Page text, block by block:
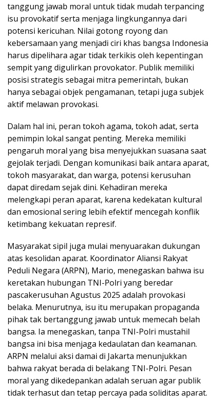
tanggung jawab moral untuk tidak mudah terpancing
isu provokatif serta menjaga lingkungannya dari
potensi kericuhan. Nilai gotong royong dan
kebersamaan yang menjadi ciri khas bangsa Indonesia
harus dipelihara agar tidak terkikis oleh kepentingan
sempit yang digulirkan provokator. Publik memiliki
posisi strategis sebagai mitra pemerintah, bukan
hanya sebagai objek pengamanan, tetapi juga subjek
aktif melawan provokasi.
Dalam hal ini, peran tokoh agama, tokoh adat, serta
pemimpin lokal sangat penting. Mereka memiliki
pengaruh moral yang bisa menyejukkan suasana saat
gejolak terjadi. Dengan komunikasi baik antara aparat,
tokoh masyarakat, dan warga, potensi kerusuhan
dapat diredam sejak dini. Kehadiran mereka
melengkapi peran aparat, karena kedekatan kultural
dan emosional sering lebih efektif mencegah konflik
ketimbang kekuatan represif.
Masyarakat sipil juga mulai menyuarakan dukungan
atas kesolidan aparat. Koordinator Aliansi Rakyat
Peduli Negara (ARPN), Mario, menegaskan bahwa isu
keretakan hubungan TNI-Polri yang beredar
pascakerusuhan Agustus 2025 adalah provokasi
belaka. Menurutnya, isu itu merupakan propaganda
pihak tak bertanggung jawab untuk memecah belah
bangsa. Ia menegaskan, tanpa TNI-Polri mustahil
bangsa ini bisa menjaga kedaulatan dan keamanan.
ARPN melalui aksi damai di Jakarta menunjukkan
bahwa rakyat berada di belakang TNI-Polri. Pesan
moral yang dikedepankan adalah seruan agar publik
tidak terhasut dan tetap percaya pada soliditas aparat.